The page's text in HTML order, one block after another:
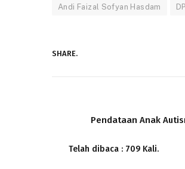
Andi Faizal Sofyan Hasdam
SHARE.
Pendataan Anak
Telah dibaca : 709 Kali.